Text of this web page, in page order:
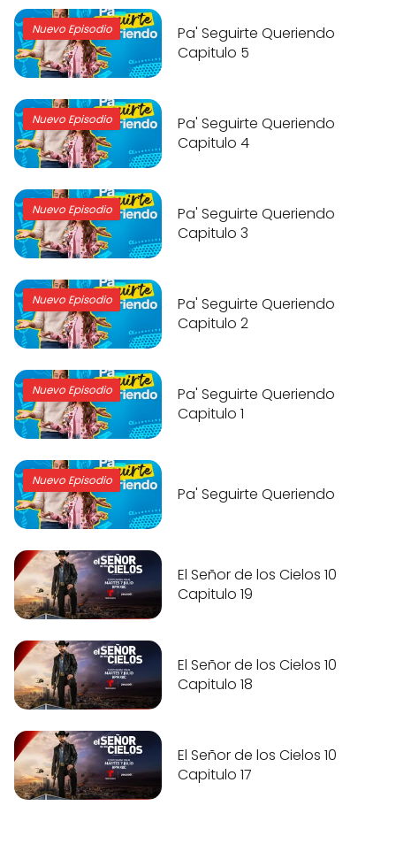
Nuevo Episodio
Pa' Seguirte Queriendo
Capitulo 5
Nuevo Episodio
Pa' Seguirte Queriendo
Capitulo 4
Nuevo Episodio
Pa' Seguirte Queriendo
Capitulo 3
Nuevo Episodio
Pa' Seguirte Queriendo
Capitulo 2
Nuevo Episodio
Pa' Seguirte Queriendo
Capitulo 1
Nuevo Episodio
Pa' Seguirte Queriendo
El Señor de los Cielos 10
Capitulo 19
El Señor de los Cielos 10
Capitulo 18
El Señor de los Cielos 10
Capitulo 17